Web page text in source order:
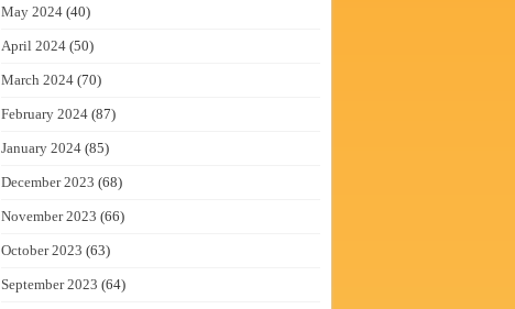
May 2024 (40)
April 2024 (50)
March 2024 (70)
February 2024 (87)
January 2024 (85)
December 2023 (68)
November 2023 (66)
October 2023 (63)
September 2023 (64)